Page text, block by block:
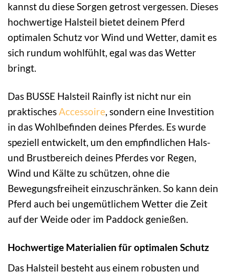
kannst du diese Sorgen getrost vergessen. Dieses
hochwertige Halsteil bietet deinem Pferd
optimalen Schutz vor Wind und Wetter, damit es
sich rundum wohlfühlt, egal was das Wetter
bringt.
Das BUSSE Halsteil Rainfly ist nicht nur ein
praktischesAccessoire, sondern eine Investition
in das Wohlbefinden deines Pferdes. Es wurde
speziell entwickelt, um den empfindlichen Hals-
und Brustbereich deines Pferdes vor Regen,
Wind und Kälte zu schützen, ohne die
Bewegungsfreiheit einzuschränken. So kann dein
Pferd auch bei ungemütlichem Wetter die Zeit
auf der Weide oder im Paddock genießen.
Hochwertige Materialien für optimalen Schutz
Das Halsteil besteht aus einem robusten und